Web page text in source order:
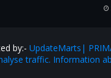
by:- UpdateMarts|
traffic. Information